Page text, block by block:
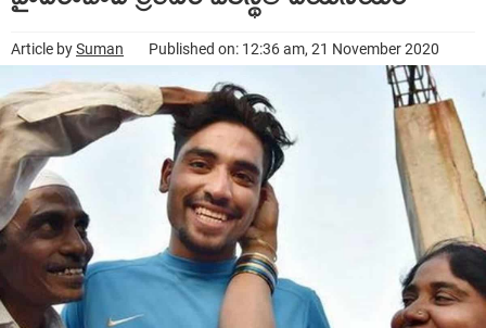
Article bySuman Published on: 12:36 am, 21 November 2020